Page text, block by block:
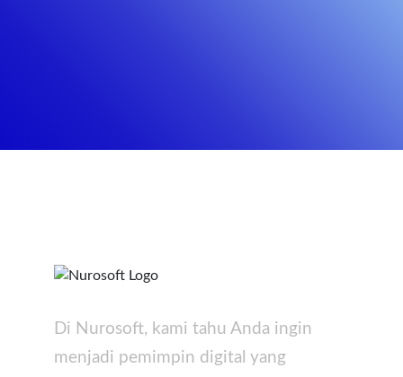
Di Nurosoft, kami tahu Anda ingin
menjadi pemimpin digital yang